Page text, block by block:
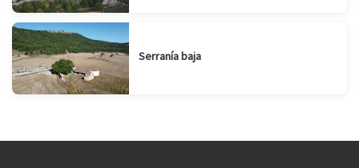
Serranía baja